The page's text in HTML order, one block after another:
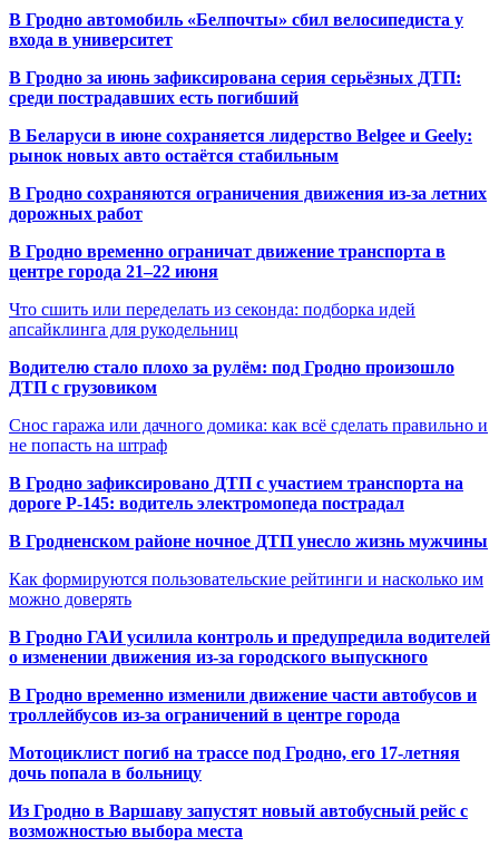
В Гродно автомобиль «Белпочты» сбил велосипедиста у
входа в университет
В Гродно за июнь зафиксирована серия серьёзных ДТП:
среди пострадавших есть погибший
В Беларуси в июне сохраняется лидерство Belgee и Geely:
рынок новых авто остаётся стабильным
В Гродно сохраняются ограничения движения из-за летних
дорожных работ
В Гродно временно ограничат движение транспорта в
центре города 21–22 июня
Что сшить или переделать из секонда: подборка идей
апсайклинга для рукодельниц
Водителю стало плохо за рулём: под Гродно произошло
ДТП с грузовиком
Снос гаража или дачного домика: как всё сделать правильно и
не попасть на штраф
В Гродно зафиксировано ДТП с участием транспорта на
дороге Р-145: водитель электромопеда пострадал
В Гродненском районе ночное ДТП унесло жизнь мужчины
Как формируются пользовательские рейтинги и насколько им
можно доверять
В Гродно ГАИ усилила контроль и предупредила водителей
о изменении движения из-за городского выпускного
В Гродно временно изменили движение части автобусов и
троллейбусов из-за ограничений в центре города
Мотоциклист погиб на трассе под Гродно, его 17-летняя
дочь попала в больницу
Из Гродно в Варшаву запустят новый автобусный рейс с
возможностью выбора места